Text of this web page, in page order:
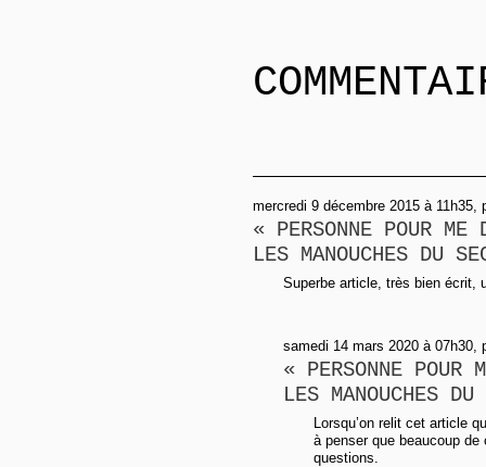
mercredi 9 décembre 2015 à 11h35,
« PERSONNE POUR
LES MANOUCHES DU
Superbe article, très bien écrit,
samedi 14 mars 2020 à 07h30,
« PERSONNE
LES MANOUCHES
Lorsqu’on relit cet article
à penser que beaucoup
questions.